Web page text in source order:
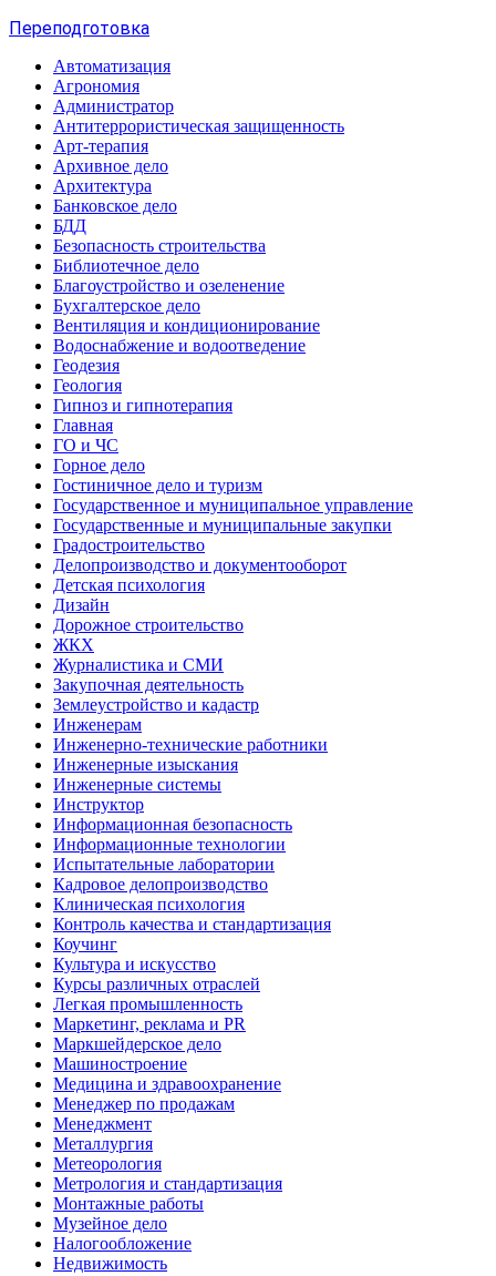
Переподготовка
Автоматизация
Агрономия
Администратор
Антитеррористическая защищенность
Арт-терапия
Архивное дело
Архитектура
Банковское дело
БДД
Безопасность строительства
Библиотечное дело
Благоустройство и озеленение
Бухгалтерское дело
Вентиляция и кондиционирование
Водоснабжение и водоотведение
Геодезия
Геология
Гипноз и гипнотерапия
Главная
ГО и ЧС
Горное дело
Гостиничное дело и туризм
Государственное и муниципальное управление
Государственные и муниципальные закупки
Градостроительство
Делопроизводство и документооборот
Детская психология
Дизайн
Дорожное строительство
ЖКХ
Журналистика и СМИ
Закупочная деятельность
Землеустройство и кадастр
Инженерам
Инженерно-технические работники
Инженерные изыскания
Инженерные системы
Инструктор
Информационная безопасность
Информационные технологии
Испытательные лаборатории
Кадровое делопроизводство
Клиническая психология
Контроль качества и стандартизация
Коучинг
Культура и искусство
Курсы различных отраслей
Легкая промышленность
Маркетинг, реклама и PR
Маркшейдерское дело
Машиностроение
Медицина и здравоохранение
Менеджер по продажам
Менеджмент
Металлургия
Метеорология
Метрология и стандартизация
Монтажные работы
Музейное дело
Налогообложение
Недвижимость